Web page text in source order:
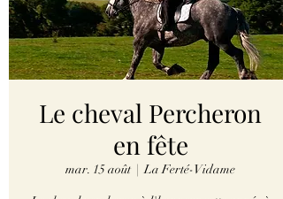
Le cheval Percheron
en fête
mar. 15 août
  |
La Ferté-Vidame